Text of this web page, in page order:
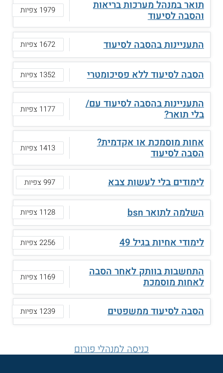
תואר במנהל מערכות בריאות
והסבה לסיעוד 1979 צפיות
התעניינות בהסבה לסיעוד 1672 צפיות
הסבה לסיעוד ללא פסיכומטרי 1352 צפיות
התעניינות בהסבה לסיעוד עם/
בלי תואר? 1177 צפיות
אחות מוסמכת או אקדמית?
הסבה לסיעוד 1413 צפיות
לימודים בלי לעשות צבא 997 צפיות
השלמה לתואר bsn 1128 צפיות
לימודי אחיות בגיל 49 2256 צפיות
התחשבות בוותק לאחר הסבה
לאחות מוסמכת 1169 צפיות
הסבה לסיעוד ממשפטים 1239 צפיות
כניסה למנהלי פורום